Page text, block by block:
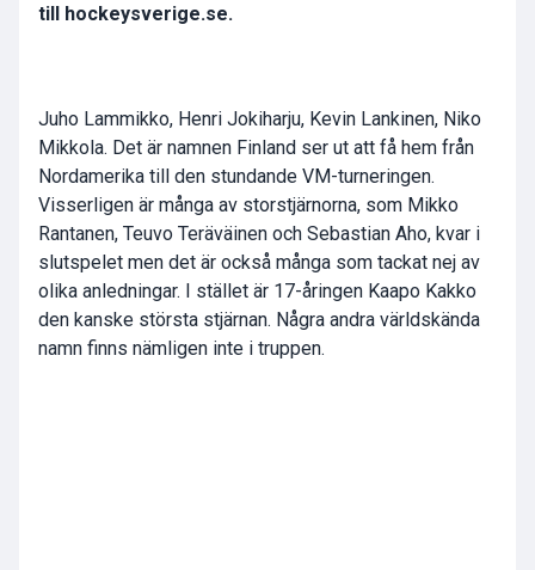
till hockeysverige.se.
Juho Lammikko, Henri Jokiharju, Kevin Lankinen, Niko
Mikkola. Det är namnen Finland ser ut att få hem från
Nordamerika till den stundande VM-turneringen.
Visserligen är många av storstjärnorna, som Mikko
Rantanen, Teuvo Teräväinen och Sebastian Aho, kvar i
slutspelet men det är också många som tackat nej av
olika anledningar. I stället är 17-åringen Kaapo Kakko
den kanske största stjärnan. Några andra världskända
namn finns nämligen inte i truppen.